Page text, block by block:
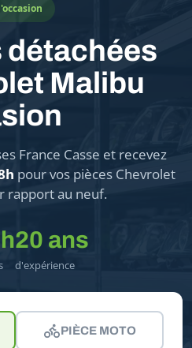
détachées
Malibu
France Casse et recevez
pour vos pièces Chevrolet
rapport au neuf.
20 ans
d'expérience
PIÈCE MOTO